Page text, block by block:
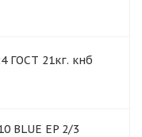
ГОСТ 21кг. кнб
BLUE EP 2/3